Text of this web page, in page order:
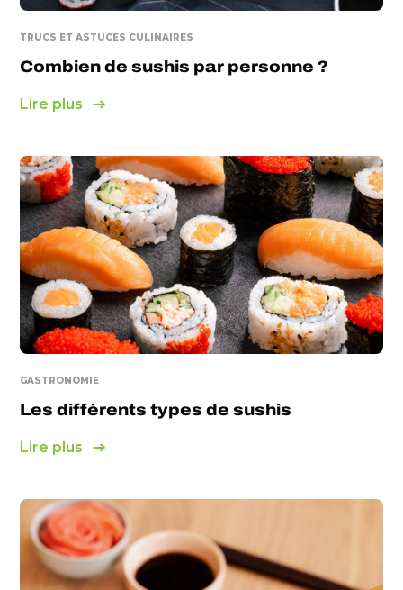
TRUCS ET ASTUCES CULINAIRES
Combien de sushis par personne ?
Lire plus
GASTRONOMIE
Les différents types de sushis
Lire plus